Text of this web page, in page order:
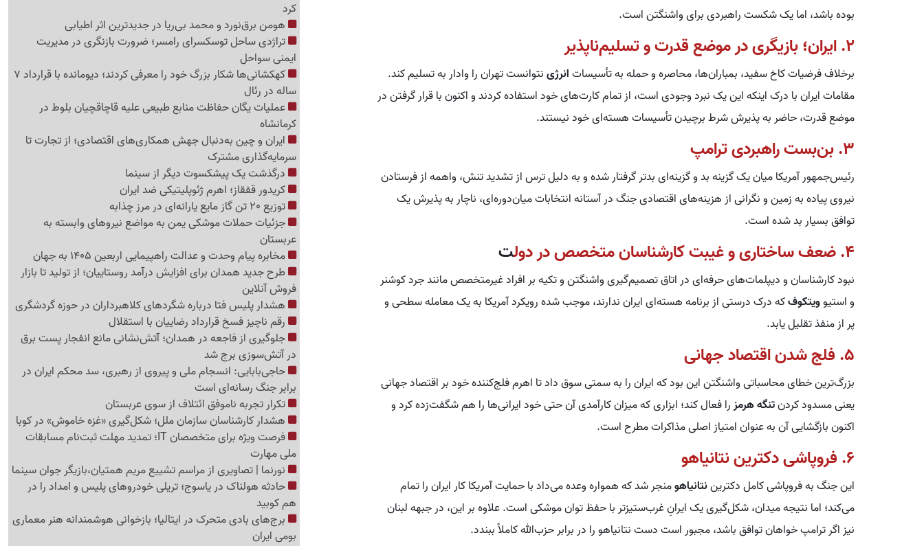
بوده باشد، اما یک شکست راهبردی برای واشنگتن است.
2. ایران؛ بازیگری در موضع قدرت و تسلیم‌ناپذیر
برخلاف فرضیات کاخ سفید، بمباران‌ها، محاصره و حمله به تأسیساتانرژینتوانست تهران را وادار به تسلیم کند.
مقامات ایران با درک اینکه این یک نبرد وجودی است، از تمام کارت‌های خود استفاده کردند و اکنون با قرار گرفتن در
موضع قدرت، حاضر به پذیرش شرط برچیدن تأسیسات هسته‌ای خود نیستند.
3. بن‌بست راهبردی ترامپ
رئیس‌جمهور آمریکا میان یک گزینه بد و گزینه‌ای بدتر گرفتار شده و به دلیل ترس از تشدید تنش، واهمه از فرستادن
نیروی پیاده به زمین و نگرانی از هزینه‌های اقتصادی جنگ در آستانه انتخابات میان‌دوره‌ای، ناچار به پذیرش یک
توافق بسیار بد شده است.
4. ضعف ساختاری و غیبت کارشناسان متخصص در دول ت
نبود کارشناسان و دیپلمات‌های حرفه‌ای در اتاق تصمیم‌گیری واشنگتن و تکیه بر افراد غیرمتخصص مانند جرد کوشنر
و استیوویتکوفکه درک درستی از برنامه هسته‌ای ایران ندارند، موجب شده رویکرد آمریکا به یک معامله سطحی و
پر از منفذ تقلیل یابد.
5. فلج شدن اقتصاد جهانی
بزرگ‌ترین خطای محاسباتی واشنگتن این بود که ایران را به سمتی سوق داد تا اهرم فلج‌کننده خود بر اقتصاد جهانی
یعنی مسدود کردنتنگه هرمزرا فعال کند؛ ابزاری که میزان کارآمدی آن حتی خود ایرانی‌ها را هم شگفت‌زده کرد و
اکنون بازگشایی آن به عنوان امتیاز اصلی مذاکرات مطرح است.
6. فروپاشی دکترین نتانیاهو
این جنگ به فروپاشی کامل دکتریننتانیاهومنجر شد که همواره وعده می‌داد با حمایت آمریکا کار ایران را تمام
می‌کند؛ اما نتیجه میدان، شکل‌گیری یک ایرانِ غرب‌ستیزتر با حفظ توان موشکی است. علاوه بر این، در جبهه لبنان
نیز اگر ترامپ خواهان توافق باشد، مجبور است دست نتانیاهو را در برابر حزب‌الله کاملاً ببندد.
کرد
هومن برق‌نورد و محمد بی‌ریا در جدیدترین اثر اطیابی
تراژدی ساحل توسکسرای رامسر؛ ضرورت بازنگری در مدیریت
ایمنی سواحل
کهکشانی‌ها شکار بزرگ خود را معرفی کردند؛ دیومانده با قرارداد 7
ساله در رئال
عملیات یگان حفاظت منابع طبیعی علیه قاچاقچیان بلوط در
کرمانشاه
ایران و چین به‌دنبال جهش همکاری‌های اقتصادی؛ از تجارت تا
سرمایه‌گذاری مشترک
درگذشت یک پیشکسوت دیگر از سینما
کریدور قفقاز؛ اهرم ژئوپلیتیکی ضد ایران
توزیع 20 تن گاز مایع یارانه‌ای در مرز چذابه
جزئیات حملات موشکی یمن به مواضع نیروهای وابسته به
عربستان
مخابره پیام وحدت و عدالت راهپیمایی اربعین 1405 به جهان
طرح جدید همدان برای افزایش درآمد روستاییان؛ از تولید تا بازار
فروش آنلاین
هشدار پلیس فتا درباره شگردهای کلاهبرداران در حوزه گردشگری
رقم ناچیز فسخ قرارداد رضاییان با استقلال
جلوگیری از فاجعه در همدان؛ آتش‌نشانی مانع انفجار پست برق
در آتش‌سوزی برج شد
حاجی‌بابایی: انسجام ملی و پیروی از رهبری، سد محکم ایران در
برابر جنگ رسانه‌ای است
تکرار تجربه ناموفق ائتلاف از سوی عربستان
هشدار کارشناسان سازمان ملل؛ شکل‌گیری «غزه‌ خاموش» در کوبا
فرصت ویژه برای متخصصان IT؛ تمدید مهلت ثبت‌نام مسابقات
ملی مهارت
نورنما | تصاویری از مراسم تشییع مریم همتیان،بازیگر جوان سینما
حادثه هولناک در یاسوج؛ تریلی خودروهای پلیس و امداد را در
هم کوبید
برج‌های بادی متحرک در ایتالیا؛ بازخوانی هوشمندانه هنر معماری
بومی ایران